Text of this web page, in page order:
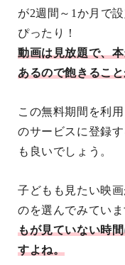
が2週間～ 1 か月で
ぴったり！
動画は見放題で、
あるので飽きるこ
この無料期間を利
のサービスに登録
も良いでしょう。
子どもも見たい映
のを選んでみてい
もが見ていない時
すよね。